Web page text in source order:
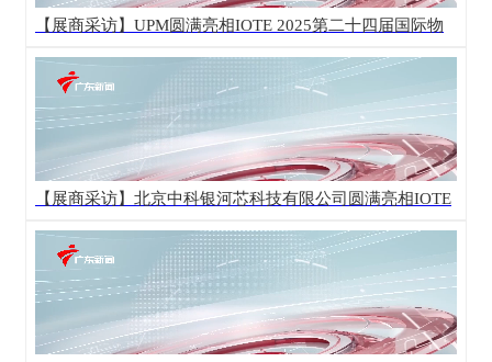
【展商采访】UPM圆满亮相IOTE 2025第二十四届国际物
【展商采访】北京中科银河芯科技有限公司圆满亮相IOTE